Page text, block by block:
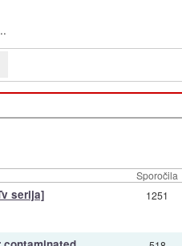
Sporočila
serija] 1251